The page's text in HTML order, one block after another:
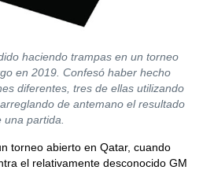
haciendo trampas en un torneo
en 2019. Confesó haber hecho
diferentes, tres de ellas utilizando
de antemano el resultado
una partida.
torneo abierto en Qatar, cuando
el relativamente desconocido GM